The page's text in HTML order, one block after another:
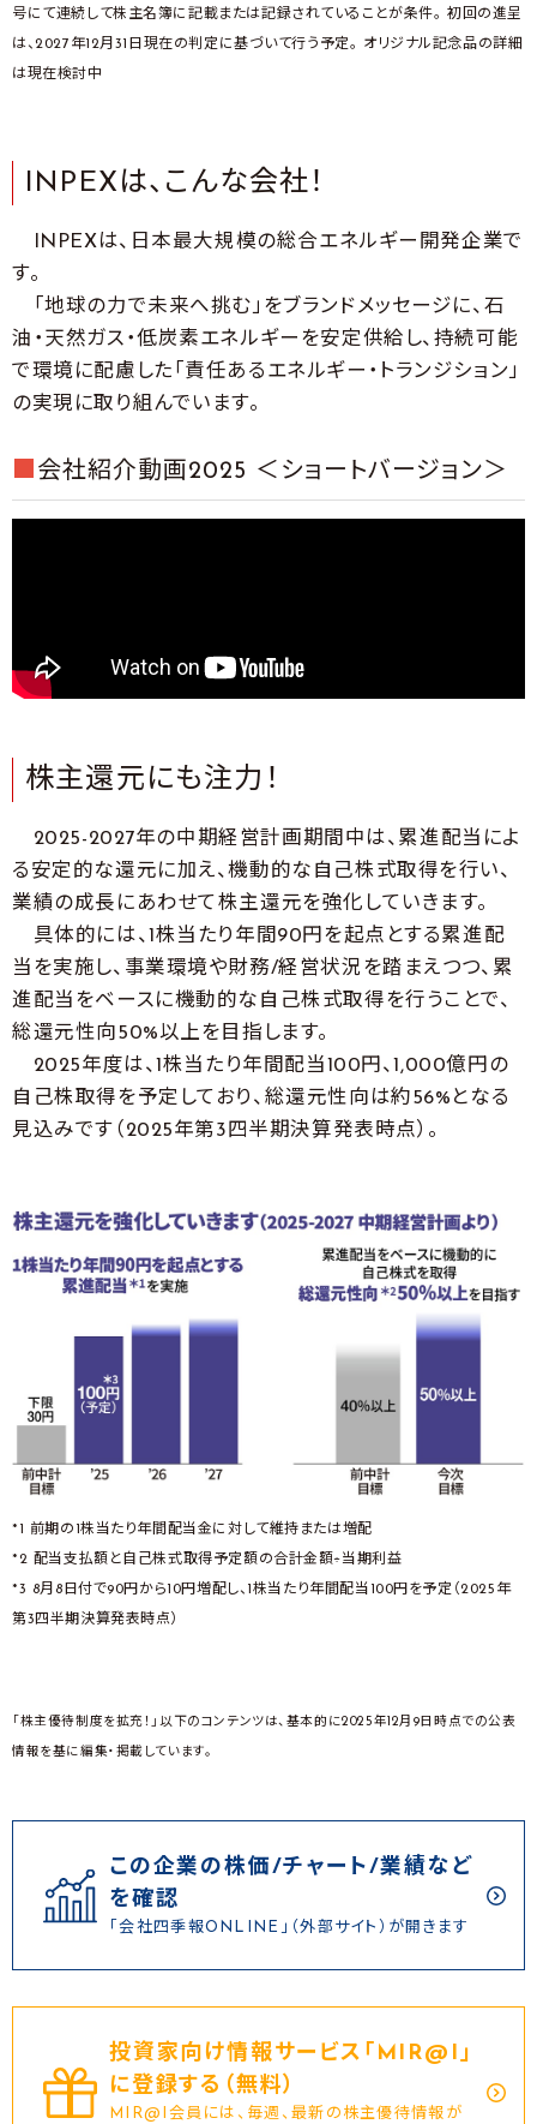
号にて連続して株主名簿に記載または記録されていることが条件。 初回の進呈
は、2027年12月31日現在の判定に基づいて行う予定。 オリジナル記念品の詳細
は現在検討中
INPEXは、こんな会社！
INPEXは、日本最大規模の総合エネルギー開発企業で
す。
「地球の力で未来へ挑む」をブランドメッセージに、石
油・天然ガス・低炭素エネルギーを安定供給し、持続可能
で環境に配慮した「責任あるエネルギー・トランジション」
の実現に取り組んでいます。
会社紹介動画2025 ＜ショートバージョン＞
株主還元にも注力！
2025-2027年の中期経営計画期間中は、累進配当によ
る安定的な還元に加え、機動的な自己株式取得を行い、
業績の成長にあわせて株主還元を強化していきます。
具体的には、1株当たり年間90円を起点とする累進配
当を実施し、事業環境や財務/経営状況を踏まえつつ、累
進配当をベースに機動的な自己株式取得を行うことで、
総還元性向50%以上を目指します。
2025年度は、1株当たり年間配当100円、1,000億円の
自己株取得を予定しており、総還元性向は約56%となる
見込みです（2025年第3四半期決算発表時点）。
*1 前期の1株当たり年間配当金に対して維持または増配
*2 配当支払額と自己株式取得予定額の合計金額÷当期利益
*3 8月8日付で90円から10円増配し、1株当たり年間配当100円を予定（2025年
第3四半期決算発表時点）
「株主優待制度を拡充！」以下のコンテンツは、基本的に2025年12月9日時点での公表
情報を基に編集・掲載しています。
この企業の株価/チャート/業績など
を確認
「会社四季報ONLINE」（外部サイト）が開きます
投資家向け情報サービス｢MIR@I｣
に登録する（無料）
MIR@I会員には、毎週、最新の株主優待情報が